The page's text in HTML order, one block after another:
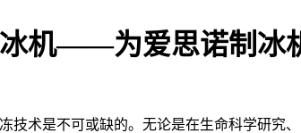
机——为爱思诺制冰
技术是不可或缺的。无论是在生命科学研究